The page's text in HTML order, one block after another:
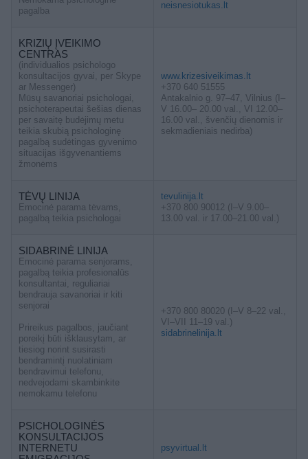
pagalba
neisnesiotukas.lt
KRIZIŲ ĮVEIKIMO
CENTRAS
(individualios psichologo
konsultacijos gyvai, per Skype
ar Messenger)
Mūsų savanoriai psichologai,
psichoterapeutai šešias dienas
per savaitę budėjimų metu
teikia skubią psichologinę
pagalbą sudėtingas gyvenimo
situacijas išgyvenantiems
žmonėms
www.krizesiveikimas.lt
+370 640 51555
Antakalnio g. 97–47, Vilnius (I–
V 16.00– 20.00 val., VI 12.00–
16.00 val., švenčių dienomis ir
sekmadieniais nedirba)
TĖVŲ LINIJA
Emocinė parama tėvams,
pagalbą teikia psichologai
tevulinija.lt
+370 800 90012 (I–V 9.00–
13.00 val. ir 17.00–21.00 val.)
SIDABRINĖ LINIJA
Emocinė parama senjorams,
pagalbą teikia profesionalūs
konsultantai, reguliariai
bendrauja savanoriai ir kiti
senjorai
Prireikus pagalbos, jaučiant
poreikį būti išklausytam, ar
tiesiog norint susirasti
bendramintį nuolatiniam
bendravimui telefonu,
nedvejodami skambinkite
nemokamu telefonu
+370 800 80020 (I–V 8–22 val.,
VI–VII 11–19 val.)
sidabrinelinija.lt
PSICHOLOGINĖS
KONSULTACIJOS
INTERNETU
psyvirtual.lt